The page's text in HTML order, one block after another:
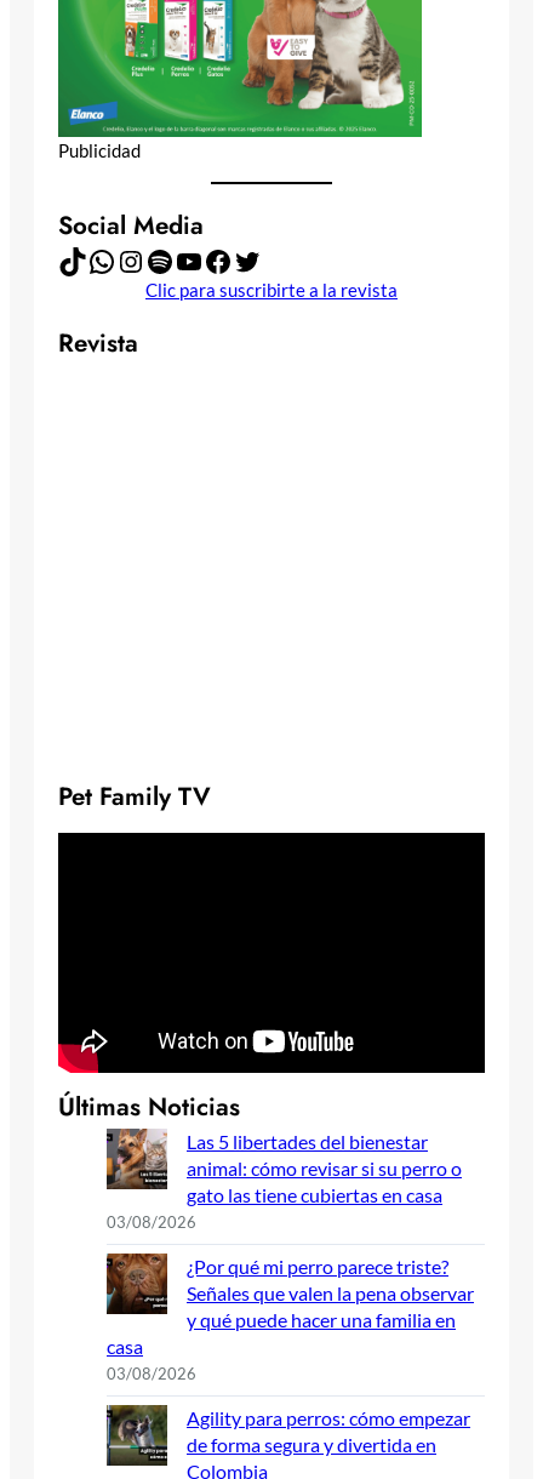
Publicidad
Social Media
TikTok WhatsApp Instagram Spotify YouTube Facebook Twitter
Clic para suscribirte a la revista
Revista
Pet Family TV
Últimas Noticias
Las 5 libertades del bienestar
animal: cómo revisar si su perro o
gato las tiene cubiertas en casa
03/08/2026
¿Por qué mi perro parece triste?
Señales que valen la pena observar
y qué puede hacer una familia en
casa
03/08/2026
Agility para perros: cómo empezar
de forma segura y divertida en
Colombia